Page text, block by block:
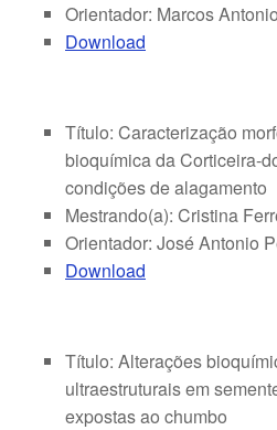
Orientador: Marcos
Download
Título: Caracterização
bioquímica da Corticeira-
condições de alagamento
Mestrando(a): Cristina
Orientador: José Antonio
Download
Título: Alterações
ultraestruturais em
expostas ao chumbo